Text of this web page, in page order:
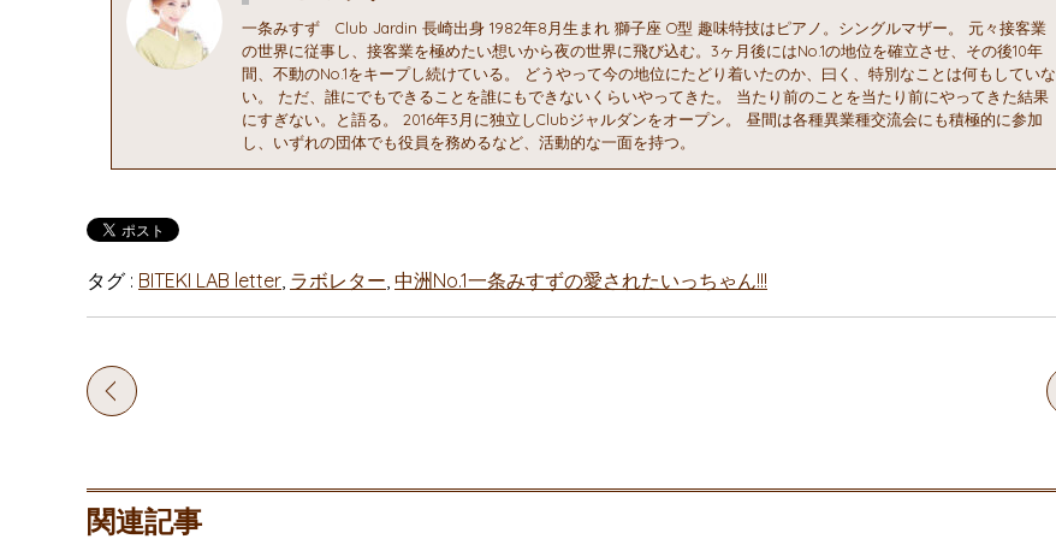
一条みすず Club Jardin 長崎出身 1982年8月生まれ 獅子座 O型 趣味特技はピアノ。シングルマザー。 元々接客業
の世界に従事し、接客業を極めたい想いから夜の世界に飛び込む。3ヶ月後にはNo.1の地位を確立させ、その後10年
間、不動のNo.1をキープし続けている。 どうやって今の地位にたどり着いたのか、曰く、特別なことは何もしていな
い。 ただ、誰にでもできることを誰にもできないくらいやってきた。 当たり前のことを当たり前にやってきた結果
にすぎない。と語る。 2016年3月に独立しClubジャルダンをオープン。 昼間は各種異業種交流会にも積極的に参加
し、いずれの団体でも役員を務めるなど、活動的な一面を持つ。
タグ : BITEKI LAB letter, ラボレター, 中洲No.1一条みすずの愛されたいっちゃん!!!
関連記事